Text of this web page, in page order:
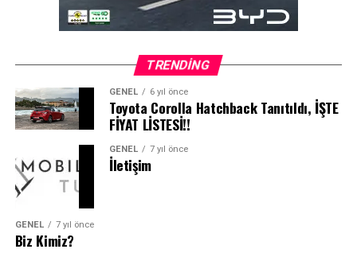
TRENDING
GENEL 6 yıl önce
Toyota Corolla Hatchback Tanıtıldı, İŞTE
FİYAT LİSTESİ!!
GENEL 7 yıl önce
İletişim
GENEL 7 yıl önce
Biz Kimiz?